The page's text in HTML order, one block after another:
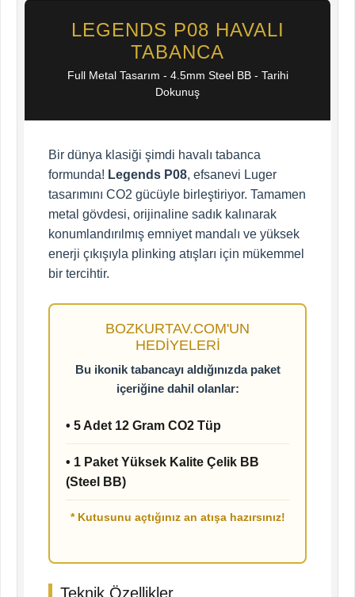
LEGENDS P08 HAVALI
TABANCA
Full Metal Tasarım - 4.5mm Steel BB - Tarihi
Dokunuş
Bir dünya klasiği şimdi havalı tabanca
formunda! Legends P08, efsanevi Luger
tasarımını CO2 gücüyle birleştiriyor. Tamamen
metal gövdesi, orijinaline sadık kalınarak
konumlandırılmış emniyet mandalı ve yüksek
enerji çıkışıyla plinking atışları için mükemmel
bir tercihtir.
BOZKURTAV.COM'UN
HEDIYELERI
Bu ikonik tabancayı aldığınızda paket
içeriğine dahil olanlar:
• 5 Adet 12 Gram CO2 Tüp
• 1 Paket Yüksek Kalite Çelik BB
(Steel BB)
* Kutusunu açtığınız an atışa hazırsınız!
Teknik Özellikler